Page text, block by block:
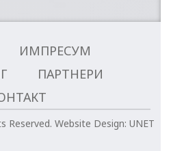
ИМПРЕСУМ
ПАРТНЕРИ
Reserved. Website Design: UNET